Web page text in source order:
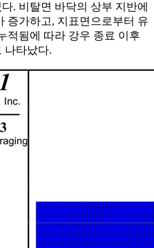
. 비탈면 바닥의 상부 지반에
증가하고, 지표면으로부터 유
적됨에 따라 강우 종료 이후
나타났다.